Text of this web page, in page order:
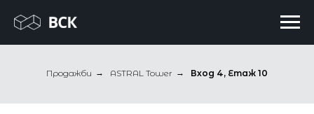
Продажби → ASTRAL Tower → Вход 4, Етаж 10